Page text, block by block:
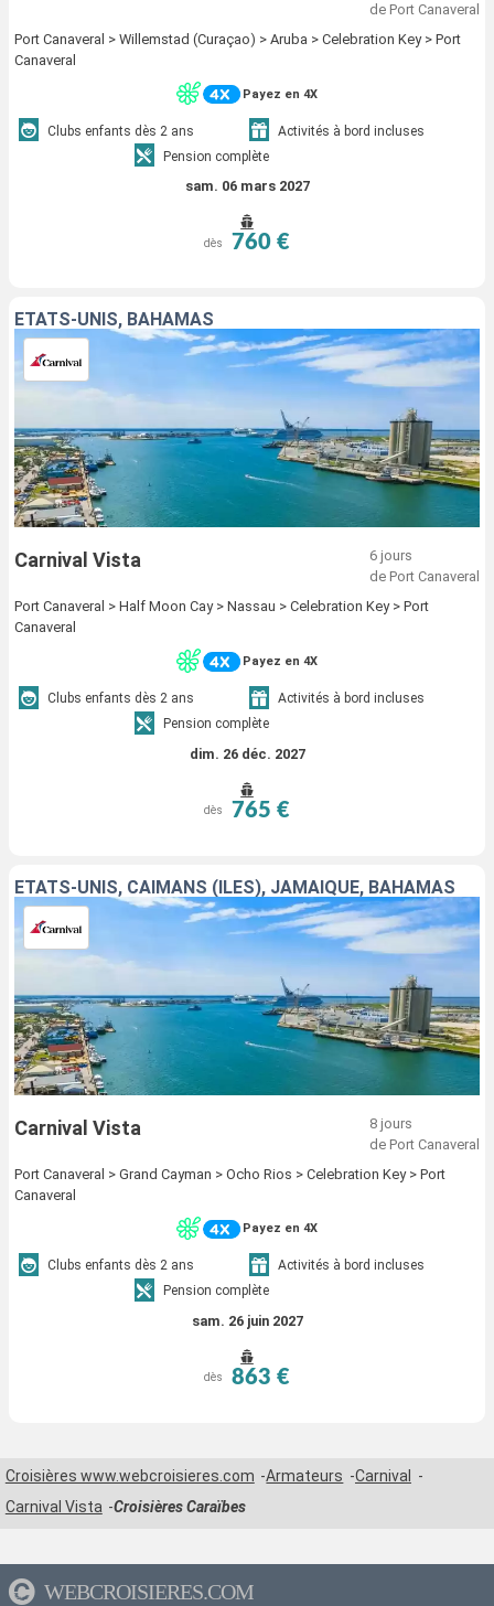
de Port Canaveral
Port Canaveral > Willemstad (Curaçao) > Aruba > Celebration Key > Port
Canaveral
Payez en 4X
Clubs enfants dès 2 ans
Activités à bord incluses
Pension complète
sam. 06 mars 2027
dès 760 €
ÉTATS-UNIS, BAHAMAS
Carnival Vista
6 jours
de Port Canaveral
Port Canaveral > Half Moon Cay > Nassau > Celebration Key > Port
Canaveral
Payez en 4X
Clubs enfants dès 2 ans
Activités à bord incluses
Pension complète
dim. 26 déc. 2027
dès 765 €
ÉTATS-UNIS, CAÏMANS (ÎLES), JAMAÏQUE, BAHAMAS
Carnival Vista
8 jours
de Port Canaveral
Port Canaveral > Grand Cayman > Ocho Rios > Celebration Key > Port
Canaveral
Payez en 4X
Clubs enfants dès 2 ans
Activités à bord incluses
Pension complète
sam. 26 juin 2027
dès 863 €
Croisières www.webcroisieres.com Armateurs
Carnival
Carnival Vista
Croisières Caraïbes
WEBCROISIERES.COM